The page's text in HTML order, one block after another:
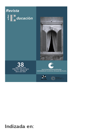
Indizada en: